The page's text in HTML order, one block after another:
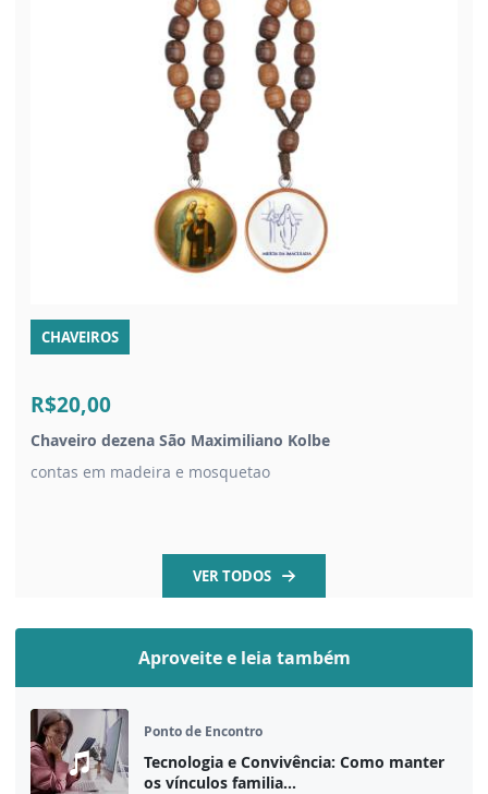
CHAVEIROS
R$20,00
Chaveiro dezena São Maximiliano Kolbe
contas em madeira e mosquetao
VER TODOS
Aproveite e leia também
Ponto de Encontro
Tecnologia e Convivência: Como manter
os vínculos familia...